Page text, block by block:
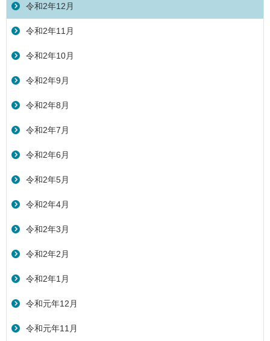
令和2年12月
令和2年11月
令和2年10月
令和2年9月
令和2年8月
令和2年7月
令和2年6月
令和2年5月
令和2年4月
令和2年3月
令和2年2月
令和2年1月
令和元年12月
令和元年11月